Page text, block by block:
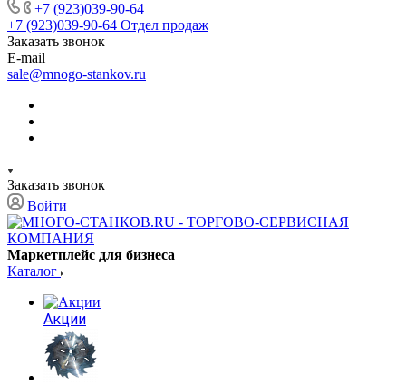
+7 (923)039-90-64
+7 (923)039-90-64 Отдел продаж
Заказать звонок
E-mail
sale@mnogo-stankov.ru
Заказать звонок
Войти
Маркетплейс для бизнеса
Каталог
Акции